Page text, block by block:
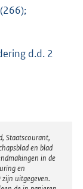
d.d. 2
Staatscourant,
en blad
in de
en
uitgegeven.